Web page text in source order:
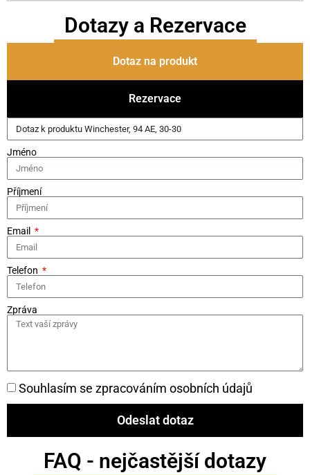
Dotazy a Rezervace
Dotaz na produkt
Rezervace
Jméno
Příjmení
Email
Telefon
Zpráva
Souhlasím se zpracováním osobních údajů
Odeslat dotaz
FAQ - nejčastější dotazy